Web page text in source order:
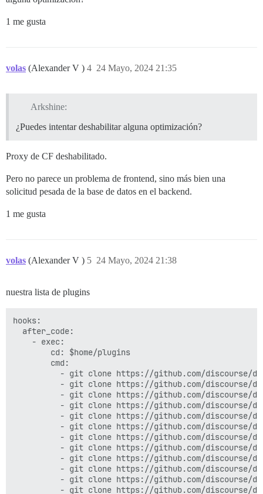
1 me gusta
volas (Alexander V ) 24 Mayo, 2024 21:35
4
Arkshine:
¿Puedes intentar deshabilitar alguna optimización?
Proxy de CF deshabilitado.
Pero no parece un problema de frontend, sino más bien una
solicitud pesada de la base de datos en el backend.
1 me gusta
volas (Alexander V ) 24 Mayo, 2024 21:38
5
nuestra lista de plugins
hooks:
  after_code:
    - exec:
        cd: $home/plugins
        cmd:
- git clone https://github.com/discourse/
- git clone https://github.com/discourse/
- git clone https://github.com/discourse/
- git clone https://github.com/discourse/
- git clone https://github.com/discourse/
- git clone https://github.com/discourse/
- git clone https://github.com/discourse/
- git clone https://github.com/discourse/
- git clone https://github.com/discourse/
- git clone https://github.com/discourse/
- git clone https://github.com/discourse/